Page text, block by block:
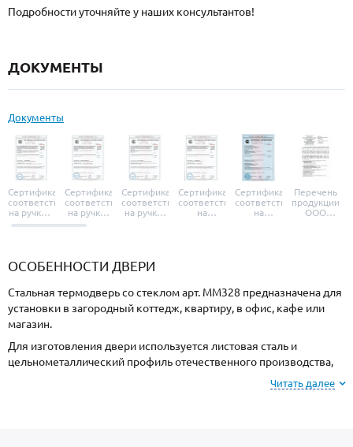
Подробности уточняйте у наших консультантов!
ДОКУМЕНТЫ
Документы
Сертификат
соответствия
на ручки и
броненакладки
Сертификат
соответствия
на ручки-
защелки
Сертификат
соответствия
на ручки-
Сертификат
соответствия
на
Сертификат
соответствия
на
Перечень
продукции
ООО
ОСОБЕННОСТИ ДВЕРИ
Стальная термодверь со стеклом арт. ММ328 предназначена для
установки в загородный коттедж, квартиру, в офис, кафе или
магазин.
Для изготовления двери используется листовая сталь и
цельнометаллический профиль отечественного производства,
сечением 2 мм. Готовая конструкция имеет необходимуюЧитать далее